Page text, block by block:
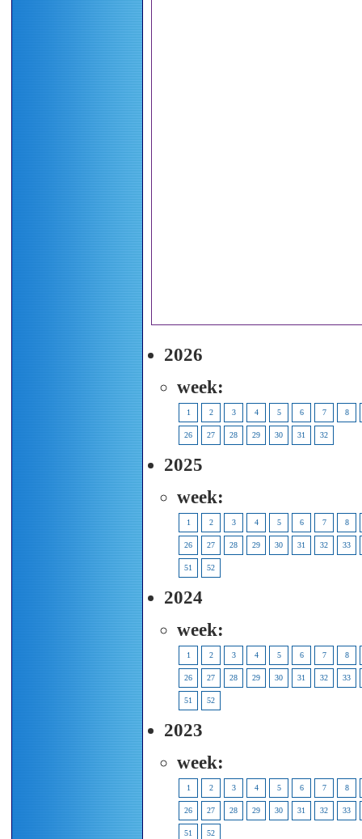
2026
week:
1 2 3 4 5 6 7 8
26 27 28 29 30 31 32
2025
week:
1 2 3 4 5 6 7 8
26 27 28 29 30 31 32 33
51 52
2024
week:
1 2 3 4 5 6 7 8
26 27 28 29 30 31 32 33
51 52
2023
week:
1 2 3 4 5 6 7 8
26 27 28 29 30 31 32 33
51 52